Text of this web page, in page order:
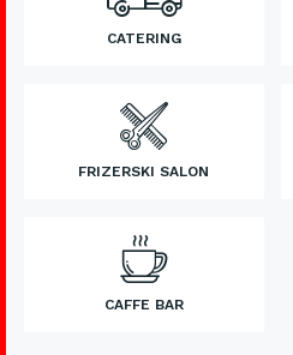
CATERING
FRIZERSKI SALON
CAFFE BAR